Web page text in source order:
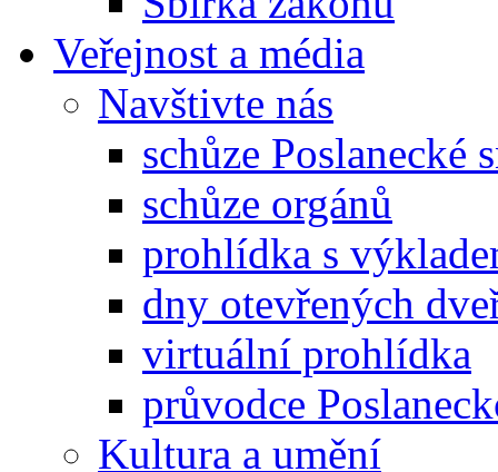
Veřejnost a média
Navštivte nás
schůze Poslanecké
schůze orgánů
prohlídka s
dny otevřených
virtuální prohlídka
průvodce
Kultura a umění